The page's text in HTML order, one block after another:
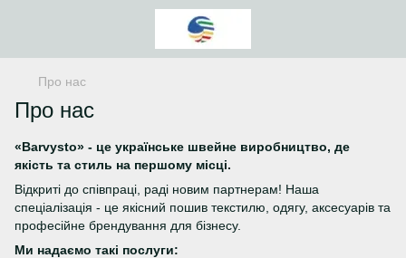
Про нас
Про нас
«Barvysto» - це українське швейне виробництво, де
якість та стиль на першому місці.
Відкриті до співпраці, раді новим партнерам! Наша
спеціалізація - це якісний пошив текстилю, одягу, аксесуарів та
професійне брендування для бізнесу.
Ми надаємо такі послуги: